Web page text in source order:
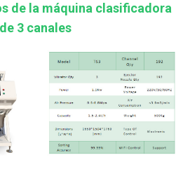
de la máquina clasificadora
3 canales